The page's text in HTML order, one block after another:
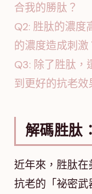
合我的勝肽？
Q2: 胜肽的濃度
的濃度造成刺激
Q3: 除了胜肽，
到更好的抗老效
解碼胜肽
近年來，胜肽
抗老的「祕密